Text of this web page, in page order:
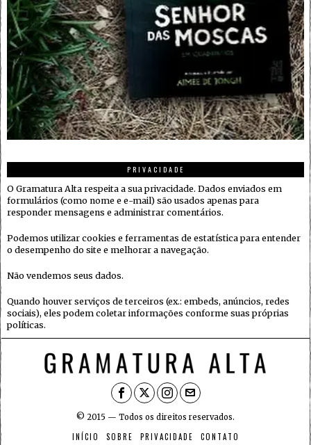
PRIVACIDADE
O Gramatura Alta respeita a sua privacidade. Dados enviados em
formulários (como nome e e-mail) são usados apenas para
responder mensagens e administrar comentários.
Podemos utilizar cookies e ferramentas de estatística para entender
o desempenho do site e melhorar a navegação.
Não vendemos seus dados.
Quando houver serviços de terceiros (ex.: embeds, anúncios, redes
sociais), eles podem coletar informações conforme suas próprias
políticas.
© 2015 — Todos os direitos reservados.
INÍCIO SOBRE PRIVACIDADE CONTATO